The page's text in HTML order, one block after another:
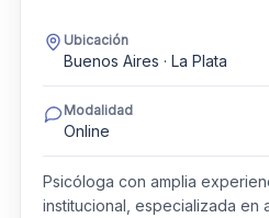
Ubicación
Buenos Aires · La Plata
Modalidad
Online
Psicóloga con amplia
institucional, especializada en